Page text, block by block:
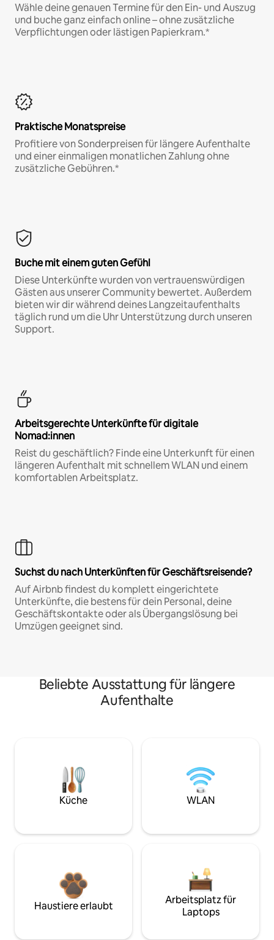
Wähle deine genauen Termine für den Ein- und Auszug
und buche ganz einfach online – ohne zusätzliche
Verpflichtungen oder lästigen Papierkram.*
Praktische Monatspreise
Profitiere von Sonderpreisen für längere Aufenthalte
und einer einmaligen monatlichen Zahlung ohne
zusätzliche Gebühren.*
Buche mit einem guten Gefühl
Diese Unterkünfte wurden von vertrauenswürdigen
Gästen aus unserer Community bewertet. Außerdem
bieten wir dir während deines Langzeitaufenthalts
täglich rund um die Uhr Unterstützung durch unseren
Support.
Arbeitsgerechte Unterkünfte für digitale
Nomad:innen
Reist du geschäftlich? Finde eine Unterkunft für einen
längeren Aufenthalt mit schnellem WLAN und einem
komfortablen Arbeitsplatz.
Suchst du nach Unterkünften für Geschäftsreisende?
Auf Airbnb findest du komplett eingerichtete
Unterkünfte, die bestens für dein Personal, deine
Geschäftskontakte oder als Übergangslösung bei
Umzügen geeignet sind.
Beliebte Ausstattung für längere
Aufenthalte
Küche WLAN
Haustiere erlaubt
Arbeitsplatz für
Laptops